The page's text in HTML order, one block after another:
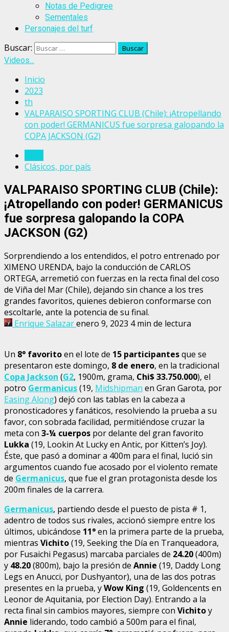
Notas de Pedigree
Sementales
Personajes del turf
Buscar:
Videos...
Inicio
2023
th
VALPARAISO SPORTING CLUB (Chile): ¡Atropellando
con poder! GERMANICUS fue sorpresa galopando la
COPA JACKSON (G2)
Clásicos, por país
VALPARAISO SPORTING CLUB (Chile):
¡Atropellando con poder! GERMANICUS
fue sorpresa galopando la COPA
JACKSON (G2)
Sorprendiendo a los entendidos, el potro entrenado por
XIMENO URENDA, bajo la conducción de CARLOS
ORTEGA, arremetió con fuerzas en la recta final del coso
de Viña del Mar (Chile), dejando sin chance a los tres
grandes favoritos, quienes debieron conformarse con
escoltarle, ante la potencia de su final.
Enrique Salazarenero 9, 2023 4 min de lectura
Un 8° favoritoen el lote de 15 participantesque se
presentaron este domingo, 8 de enero, en la tradicional
Copa Jackson (G2, 1900m, grama, Chi$ 33.750.000), el
potro Germanicus(19, Midshipman en Gran Garota, por
Easing Along) dejó con las tablas en la cabeza a
pronosticadores y fanáticos, resolviendo la prueba a su
favor, con sobrada facilidad, permitiéndose cruzar la
meta con 3-¼ cuerpos por delante del gran favorito
Lukka (19, Lookin At Lucky en Antic, por Kitten’s Joy).
Éste, que pasó a dominar a 400m para el final, lució sin
argumentos cuando fue acosado por el violento remate
de Germanicus, que fue el gran protagonista desde los
200m finales de la carrera.
Germanicus, partiendo desde el puesto de pista # 1,
adentro de todos sus rivales, accionó siempre entre los
últimos, ubicándose 11°en la primera parte de la prueba,
mientras Vichito(19, Seeking the Día en Tranqueadora,
por Fusaichi Pegasus) marcaba parciales de 24.20(400m)
y 48.20(800m), bajo la presión de Annie (19, Daddy Long
Legs en Anucci, por Dushyantor), una de las dos potras
presentes en la prueba, yWow King (19, Goldencents en
Leonor de Aquitania, por Election Day). Entrando a la
recta final sin cambios mayores, siempre con Vichitoy
Annie liderando, todo cambió a 500m para el final,